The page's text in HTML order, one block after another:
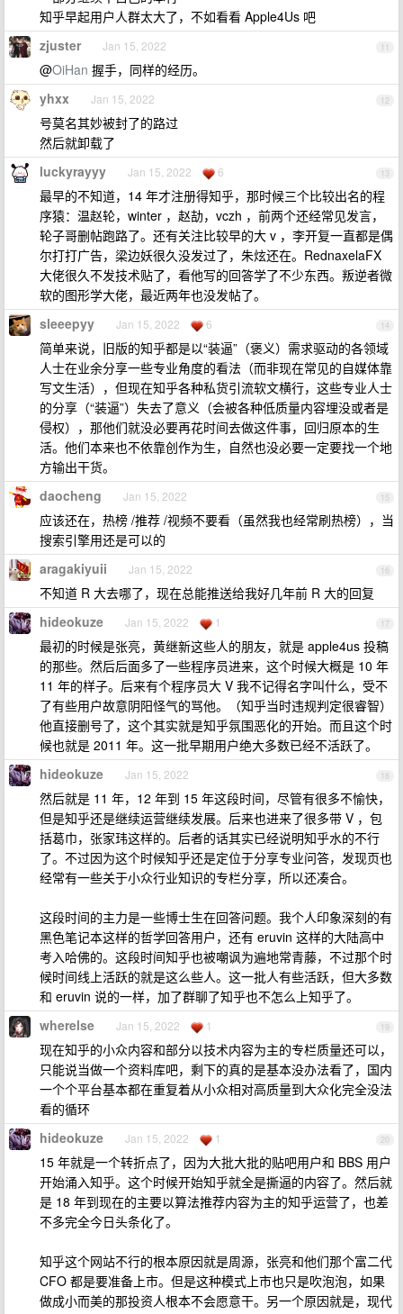
知乎早起用户人群太大了，不如看看 Apple4Us 吧
11
zjuster Jan 15, 2022
@OiHan 握手，同样的经历。
12
yhxx Jan 15, 2022
号莫名其妙被封了的路过
然后就卸载了
13
luckyrayyy Jan 15, 2022 6
最早的不知道，14 年才注册得知乎，那时候三个比较出名的程
序猿：温赵轮，winter ，赵劼，vczh ，前两个还经常见发言，
轮子哥删帖跑路了。还有关注比较早的大 v ，李开复一直都是偶
尔打打广告，梁边妖很久没发过了，朱炫还在。RednaxelaFX
大佬很久不发技术贴了，看他写的回答学了不少东西。叛逆者微
软的图形学大佬，最近两年也没发帖了。
14
sleeepyy Jan 15, 2022 6
简单来说，旧版的知乎都是以“装逼”（褒义）需求驱动的各领域
人士在业余分享一些专业角度的看法（而非现在常见的自媒体靠
写文生活），但现在知乎各种私货引流软文横行，这些专业人士
的分享（“装逼”）失去了意义（会被各种低质量内容埋没或者是
侵权），那他们就没必要再花时间去做这件事，回归原本的生
活。他们本来也不依靠创作为生，自然也没必要一定要找一个地
方输出干货。
15
daocheng Jan 15, 2022
应该还在，热榜 /推荐 /视频不要看（虽然我也经常刷热榜），当
搜索引擎用还是可以的
16
aragakiyuii Jan 15, 2022
不知道 R 大去哪了，现在总能推送给我好几年前 R 大的回复
17
hideokuze Jan 15, 2022 1
最初的时候是张亮，黄继新这些人的朋友，就是 apple4us 投稿
的那些。然后后面多了一些程序员进来，这个时候大概是 10 年
11 年的样子。后来有个程序员大 V 我不记得名字叫什么，受不
了有些用户故意阴阳怪气的骂他。（知乎当时违规判定很睿智）
他直接删号了，这个其实就是知乎氛围恶化的开始。而且这个时
候也就是 2011 年。这一批早期用户绝大多数已经不活跃了。
18
hideokuze Jan 15, 2022
然后就是 11 年，12 年到 15 年这段时间，尽管有很多不愉快，
但是知乎还是继续运营继续发展。后来也进来了很多带 V ，包
括葛巾，张家玮这样的。后者的话其实已经说明知乎水的不行
了。不过因为这个时候知乎还是定位于分享专业问答，发现页也
经常有一些关于小众行业知识的专栏分享，所以还凑合。
这段时间的主力是一些博士生在回答问题。我个人印象深刻的有
黑色笔记本这样的哲学回答用户，还有 eruvin 这样的大陆高中
考入哈佛的。这段时间知乎也被嘲讽为遍地常青藤，不过那个时
候时间线上活跃的就是这么些人。这一批人有些活跃，但大多数
和 eruvin 说的一样，加了群聊了知乎也不怎么上知乎了。
19
wherelse Jan 15, 2022 1
现在知乎的小众内容和部分以技术内容为主的专栏质量还可以，
只能说当做一个资料库吧，剩下的真的是基本没办法看了，国内
一个个平台基本都在重复着从小众相对高质量到大众化完全没法
看的循环
20
hideokuze Jan 15, 2022 1
15 年就是一个转折点了，因为大批大批的贴吧用户和 BBS 用户
开始涌入知乎。这个时候开始知乎就全是撕逼的内容了。然后就
是 18 年到现在的主要以算法推荐内容为主的知乎运营了，也差
不多完全今日头条化了。
知乎这个网站不行的根本原因就是周源，张亮和他们那个富二代
CFO 都是要准备上市。但是这种模式上市也只是吹泡泡，如果
做成小而美的那投资人根本不会愿意干。另一个原因就是，现代